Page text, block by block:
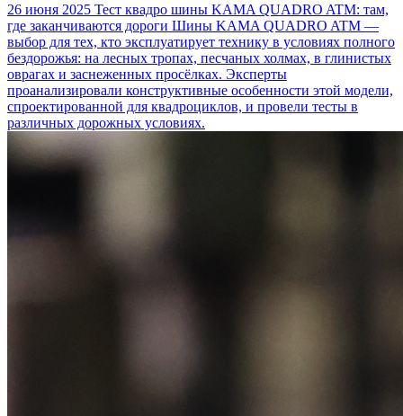
26 июня 2025 Тест квадро шины KAMA QUADRO ATM: там,
где заканчиваются дороги Шины KAMA QUADRO ATM —
выбор для тех, кто эксплуатирует технику в условиях полного
бездорожья: на лесных тропах, песчаных холмах, в глинистых
оврагах и заснеженных просёлках. Эксперты
проанализировали конструктивные особенности этой модели,
спроектированной для квадроциклов, и провели тесты в
различных дорожных условиях.